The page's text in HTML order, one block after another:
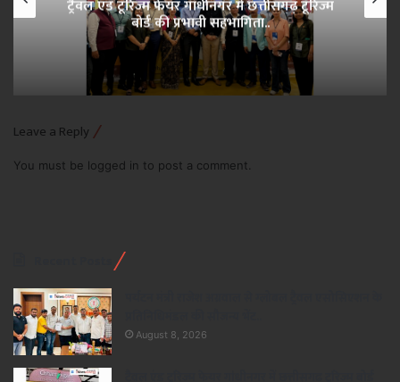
ट्रैवल एंड टूरिज्म फेयर गांधीनगर में छत्तीसगढ़ टूरिज्म
बोर्ड की प्रभावी सहभागिता..
Leave a Reply
You must be logged in to post a comment.
August 8, 2026